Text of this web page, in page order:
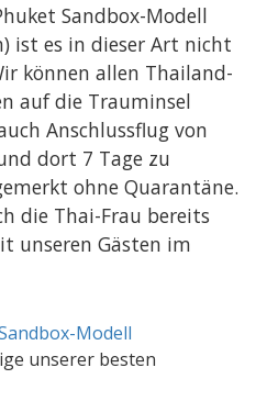
Sandbox-Modell
ist es in dieser Art nicht
können allen Thailand-
auf die Trauminsel
Anschlussflug von
dort 7 Tage zu
ohne Quarantäne.
die Thai-Frau bereits
unseren Gästen im
Modell
unserer besten